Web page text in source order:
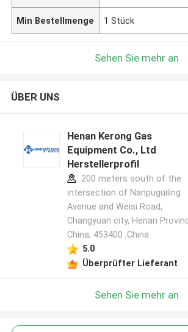
Min Bestellmenge 1 Stück
Sehen Sie mehr an
ÜBER UNS
Henan Kerong Gas
Equipment Co., Ltd
Herstellerprofil
200 meters south of the
intersection of Nanpuguiling
Avenue and Weisi Road,
Changyuan city, Henan
China, 453400 ,China
5.0
Überprüfter Lieferant
Sehen Sie mehr an